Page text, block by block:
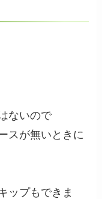
ないので
スが無いときに
ップもできま